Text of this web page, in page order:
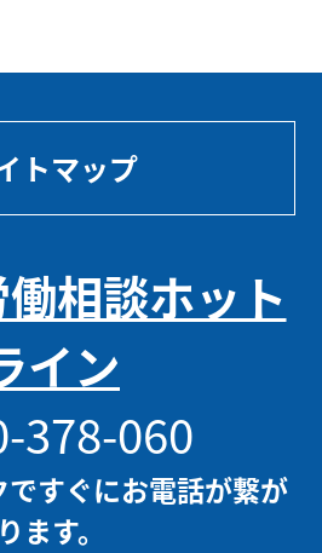
トマップ
相談ホット
イン
378-060
すぐにお電話が繋が
ります。